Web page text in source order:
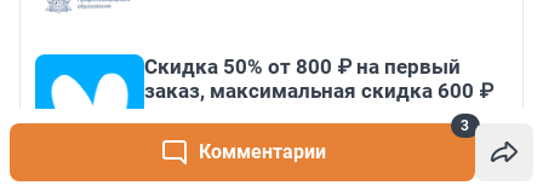
Комментарии
3
Скидка 50% от 800 ₽ на первый
заказ, максимальная скидка 600 ₽
До 31 августа, 2026